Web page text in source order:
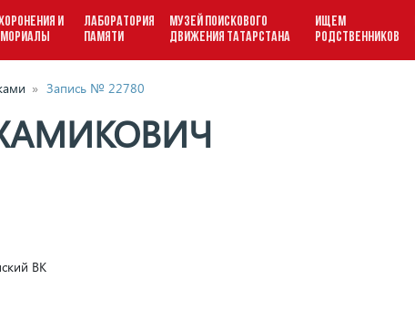
И
ЛАБОРАТОРИЯ
ПАМЯТИ
МУЗЕЙ ПОИСКОВОГО
ДВИЖЕНИЯ ТАТАРСТАНА
ИЩЕМ
РОДСТВЕННИКОВ
» Запись № 22780
ВК